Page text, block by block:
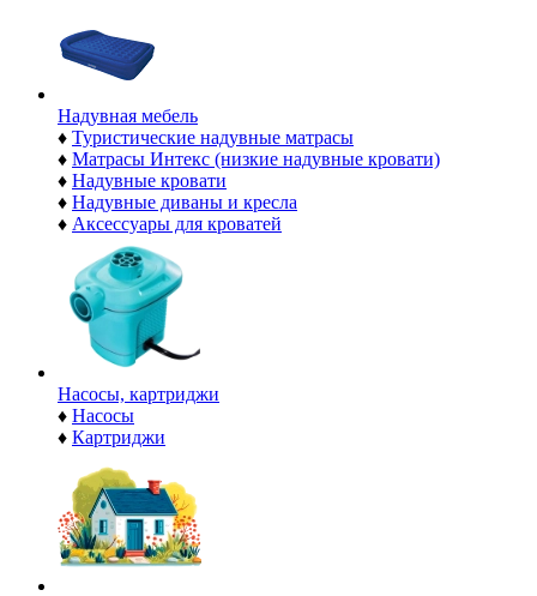
Надувная мебель
♦ Туристические надувные матрасы
♦ Матрасы Интекс (низкие надувные кровати)
♦ Надувные кровати
♦ Надувные диваны и кресла
♦ Аксессуары для кроватей
Насосы, картриджи
♦ Насосы
♦ Картриджи